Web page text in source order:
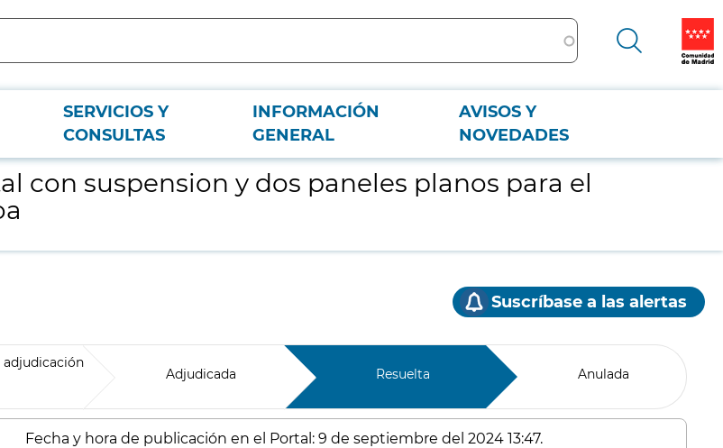
SERVICIOS Y
CONSULTAS
INFORMACIÓN
GENERAL
AVISOS Y
NOVEDADES
Hospital Universitario Severo Ochoa
con suspension y dos paneles planos para el
Suscríbase a las alertas
adjudicación
Adjudicada Resuelta Anulada
Fecha y hora de publicación en el Portal: 9 de septiembre del 2024 13:47.